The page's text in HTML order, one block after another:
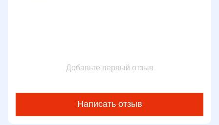
Добавьте первый отзыв
Написать отзыв